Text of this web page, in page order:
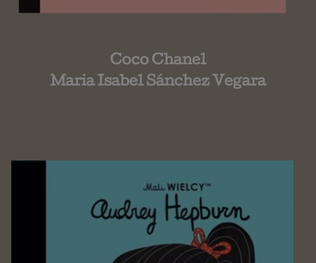
Coco Chanel
Maria Isabel Sánchez Vegara